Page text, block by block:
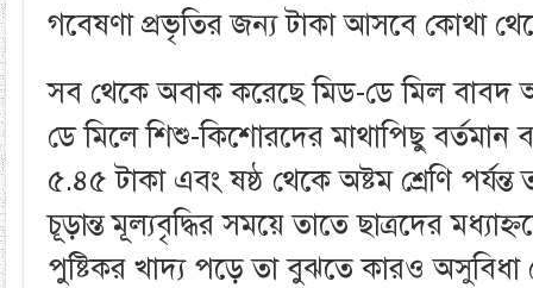
গবেষণা প্রভৃতির জন্য টাকা আসবে কোথা
সব থেকে অবাক করেছে মিড-ডে মিল বাবদ
ডে মিলে শিশু-কিশোরদের মাথাপিছু বর্তমান
৫.৪৫ টাকা এবং ষষ্ঠ থেকে অষ্টম শ্রেণি
চূড়ান্ত মূল্যবৃদ্ধির সময়ে তাতে ছাত্রদের
পুষ্টিকর খাদ্য পড়ে তা বুঝতে কারও অসুবিধা